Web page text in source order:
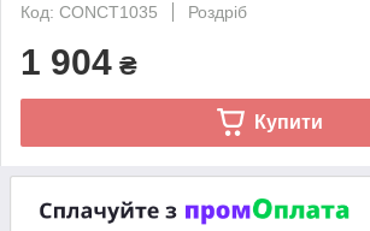
Код: CONCT1035
Роздріб
1 904 ₴
Купити